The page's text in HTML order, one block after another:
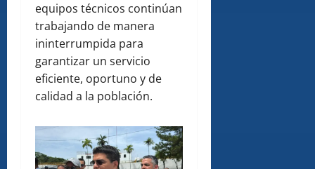
equipos técnicos continúan
trabajando de manera
ininterrumpida para
garantizar un servicio
eficiente, oportuno y de
calidad a la población.